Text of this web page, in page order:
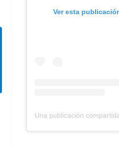
Ver esta
Una publicación compartida de